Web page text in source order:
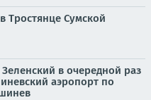
Тростянце Сумской
в очередной раз
аэропорт по